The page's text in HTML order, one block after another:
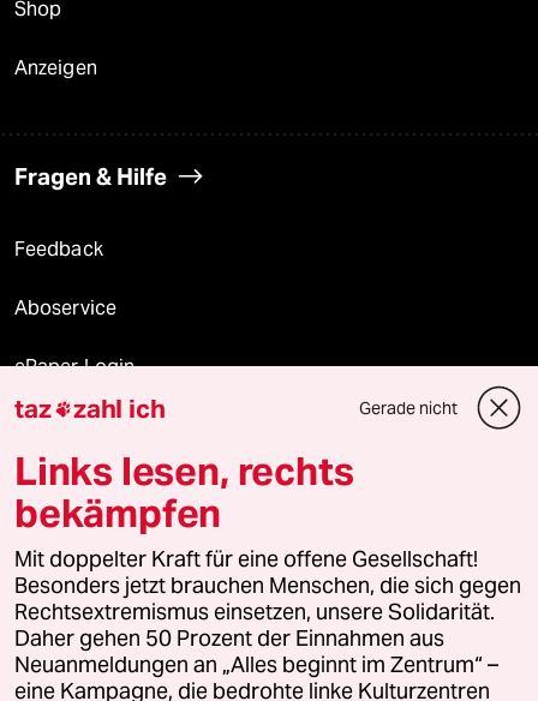
Shop
Anzeigen
Fragen & Hilfe
Feedback
Aboservice
ePaper Login
Downloads für Abonnierende
© 2026 taz Verlags und Vertriebs GmbH
Alle Rechte vorbehalten. Bei rechtlichen Fragen oder für Genehmigungen
wenden Sie sich bitte an lizenzen@taz.de
Feedback Redaktionsstatut Kommune-Richtlinien
taz zahl ich Gerade nicht
Links lesen, rechts
bekämpfen
Mit doppelter Kraft für eine offene Gesellschaft!
Besonders jetzt brauchen Menschen, die sich gegen
Rechtsextremismus einsetzen, unsere Solidarität.
Daher gehen 50 Prozent der Einnahmen aus
Neuanmeldungen an „Alles beginnt im Zentrum“ –
eine Kampagne, die bedrohte linke Kulturzentren